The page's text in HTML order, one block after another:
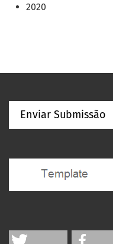
2020
Enviar Submissão